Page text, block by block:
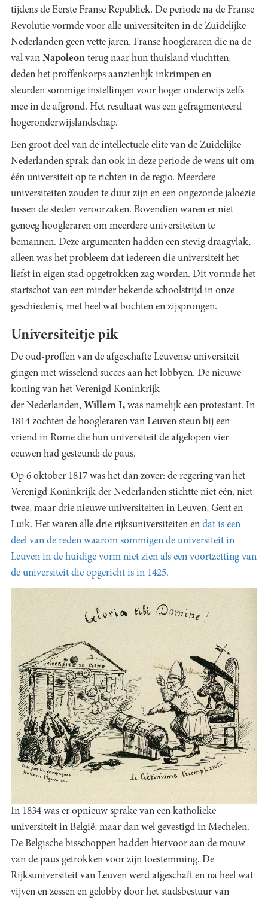
tijdens de Eerste Franse Republiek. De periode na de Franse
Revolutie vormde voor alle universiteiten in de Zuidelijke
Nederlanden geen vette jaren. Franse hoogleraren die na de
val van Napoleon terug naar hun thuisland vluchtten,
deden het proffenkorps aanzienlijk inkrimpen en
sleurden sommige instellingen voor hoger onderwijs zelfs
mee in de afgrond. Het resultaat was een gefragmenteerd
hogeronderwijslandschap.
Een groot deel van de intellectuele elite van de Zuidelijke
Nederlanden sprak dan ook in deze periode de wens uit om
één universiteit op te richten in de regio. Meerdere
universiteiten zouden te duur zijn en een ongezonde jaloezie
tussen de steden veroorzaken. Bovendien waren er niet
genoeg hoogleraren om meerdere universiteiten te
bemannen. Deze argumenten hadden een stevig draagvlak,
alleen was het probleem dat iedereen die universiteit het
liefst in eigen stad opgetrokken zag worden. Dit vormde het
startschot van een minder bekende schoolstrijd in onze
geschiedenis, met heel wat bochten en zijsprongen.
Universiteitje pik
De oud-proffen van de afgeschafte Leuvense universiteit
gingen met wisselend succes aan het lobbyen. De nieuwe
koning van het Verenigd Koninkrijk
der Nederlanden, Willem I, was namelijk een protestant. In
1814 zochten de hoogleraren van Leuven steun bij een
vriend in Rome die hun universiteit de afgelopen vier
eeuwen had gesteund: de paus.
Op 6 oktober 1817 was het dan zover: de regering van het
Verenigd Koninkrijk der Nederlanden stichtte niet één, niet
twee, maar drie nieuwe universiteiten in Leuven, Gent en
Luik. Het waren alle drie rijksuniversiteiten en dat is een
deel van de reden waarom sommigen de universiteit in
Leuven in de huidige vorm niet zien als een voortzetting van
de universiteit die opgericht is in 1425.
In 1834 was er opnieuw sprake van een katholieke
universiteit in België, maar dan wel gevestigd in Mechelen.
De Belgische bisschoppen hadden hiervoor aan de mouw
van de paus getrokken voor zijn toestemming. De
Rijksuniversiteit van Leuven werd afgeschaft en na heel wat
vijven en zessen en gelobby door het stadsbestuur van